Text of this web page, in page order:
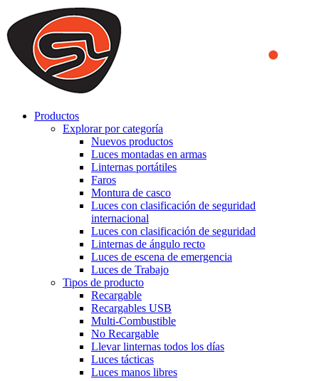
We use cookies to ensure that we provide you the best experience
on our website. By continuing to browse this website, you accept
that cookies are used to help us analyze how the website is used and
to offer you a better experience. To learn more or to find out how
you can disable cookies, you can access our
Productos
Explorar por categoría
Nuevos productos
Luces montadas en armas
Linternas portátiles
Faros
Montura de casco
Luces con clasificación de seguridad
internacional
Luces con clasificación de seguridad
Linternas de ángulo recto
Luces de escena de emergencia
Luces de Trabajo
Tipos de producto
Recargable
Recargables USB
Multi-Combustible
No Recargable
Llevar linternas todos los días
Luces tácticas
Luces manos libres